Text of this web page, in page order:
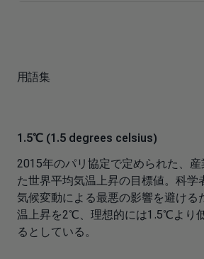
用語集
1.5℃ (1.5 degrees celsius)
2015年のパリ協定で定められた、
た世界平均気温上昇の目標値。科学
気候変動による最悪の影響を避ける
温上昇を2℃、理想的には1.5℃より
るとしている。